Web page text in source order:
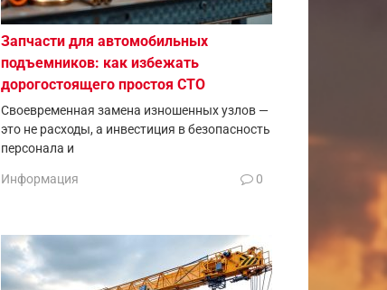
Запчасти для автомобильных
подъемников: как избежать
дорогостоящего простоя СТО
Своевременная замена изношенных узлов —
это не расходы, а инвестиция в безопасность
персонала и
Информация 0